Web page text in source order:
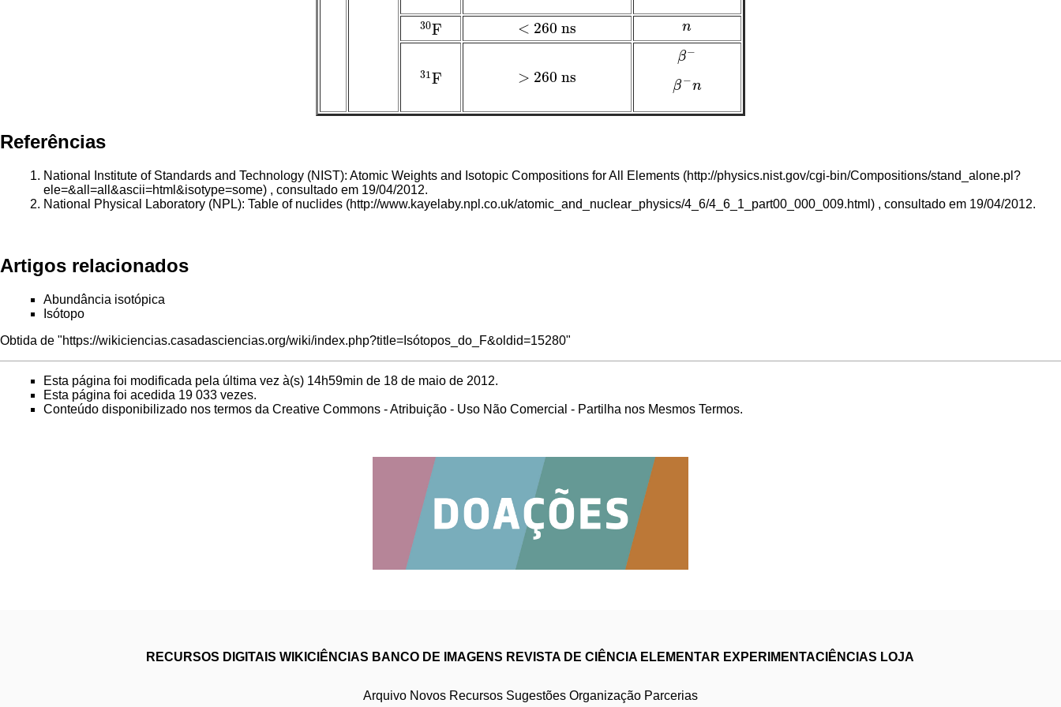
30F
30F < 260 ns
<260ns n
n
31F
31F > 260 ns
>260ns
β−
β−
β−n
β− n
Referências
National Institute of Standards and Technology (NIST): Atomic Weights and Isotopic Compositions for All Elements
, consultado em 19/04/2012.
National Physical Laboratory (NPL): Table of nuclides
, consultado em 19/04/2012.
Artigos relacionados
Abundância isotópica
Isótopo
Obtida de "https://wikiciencias.casadasciencias.org/wiki/index.php?title=Isótopos_do_F&oldid=15280"
Esta página foi modificada pela última vez à(s) 14h59min de 18 de maio de 2012.
Esta página foi acedida 19 033 vezes.
Conteúdo disponibilizado nos termos da Creative Commons - Atribuição - Uso Não Comercial - Partilha nos Mesmos Termos.
RECURSOS DIGITAIS WIKICIÊNCIAS BANCO DE IMAGENS REVISTA DE CIÊNCIA ELEMENTAR EXPERIMENTACIÊNCIAS LOJA
Arquivo Novos Recursos Sugestões Organização Parcerias